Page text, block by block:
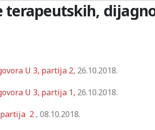
terapeutskih,
U 3, partija 2, 26.10.2018.
U 3, partija 1, 26.10.2018.
partija 2 , 08.10.2018.